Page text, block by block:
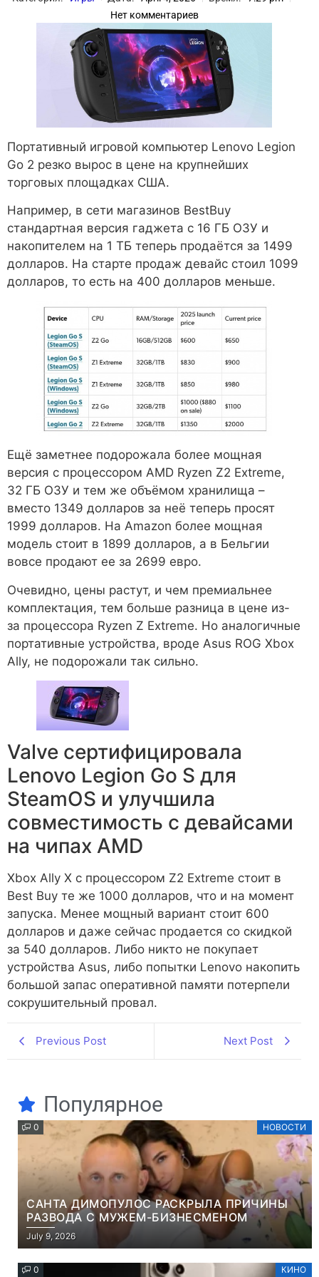
Нет комментариев
Портативный игровой компьютер Lenovo Legion
Go 2 резко вырос в цене на крупнейших
торговых площадках США.
Например, в сети магазинов BestBuy
стандартная версия гаджета с 16 ГБ ОЗУ и
накопителем на 1 ТБ теперь продаётся за 1499
долларов. На старте продаж девайс стоил 1099
долларов, то есть на 400 долларов меньше.
Ещё заметнее подорожала более мощная
версия с процессором AMD Ryzen Z2 Extreme,
32 ГБ ОЗУ и тем же объёмом хранилища –
вместо 1349 долларов за неё теперь просят
1999 долларов. На Amazon более мощная
модель стоит в 1899 долларов, а в Бельгии
вовсе продают ее за 2699 евро.
Очевидно, цены растут, и чем премиальнее
комплектация, тем больше разница в цене из-
за процессора Ryzen Z Extreme. Но аналогичные
портативные устройства, вроде Asus ROG Xbox
Ally, не подорожали так сильно.
Valve сертифицировала
Lenovo Legion Go S для
SteamOS и улучшила
совместимость с девайсами
на чипах AMD
Xbox Ally X с процессором Z2 Extreme стоит в
Best Buy те же 1000 долларов, что и на момент
запуска. Менее мощный вариант стоит 600
долларов и даже сейчас продается со скидкой
за 540 долларов. Либо никто не покупает
устройства Asus, либо попытки Lenovo накопить
большой запас оперативной памяти потерпели
сокрушительный провал.
Previous Post Next Post
Популярное
0 НОВОСТИ
САНТА ДИМОПУЛОС РАСКРЫЛА ПРИЧИНЫ
РАЗВОДА С МУЖЕМ-БИЗНЕСМЕНОМ
July 9, 2026
0 КИНО